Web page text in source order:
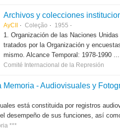
Archivos y colecciones
AyCII Coleção 1955 -
1. Organización de las Naciones
tratados por la Organización y
mismo. Alcance Temporal: 1978-1990 ...
Comité Internacional de la Represión
- Audiovisuales y
está constituida por registros
desempeño de sus funciones, así
***